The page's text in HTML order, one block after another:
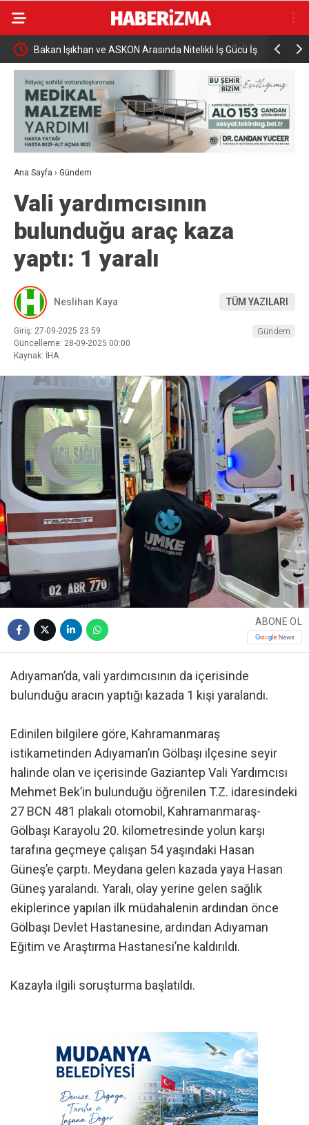
İş Yeni Parti’nin İnegöl’de Kurucu Başkanı Erkan
Dönmez Oldu.
Elektrikli
yaralandı
Ana Sayfa › Gündem
Vali yardımcısının
bulunduğu araç kaza
yaptı: 1 yaralı
Neslihan Kaya TÜM YAZILARI
Giriş: 27-09-2025 23:59
Güncelleme: 28-09-2025 00:00
Kaynak: İHA
Gündem
ABONE OL
Adıyaman’da, vali yardımcısının da içerisinde
bulunduğu aracın yaptığı kazada 1 kişi yaralandı.
Edinilen bilgilere göre, Kahramanmaraş
istikametinden Adıyaman’ın Gölbaşı ilçesine seyir
halinde olan ve içerisinde Gaziantep Vali Yardımcısı
Mehmet Bek’in bulunduğu öğrenilen T.Z. idaresindeki
27 BCN 481 plakalı otomobil, Kahramanmaraş-
Gölbaşı Karayolu 20. kilometresinde yolun karşı
tarafına geçmeye çalışan 54 yaşındaki Hasan
Güneş’e çarptı. Meydana gelen kazada yaya Hasan
Güneş yaralandı. Yaralı, olay yerine gelen sağlık
ekiplerince yapılan ilk müdahalenin ardından önce
Gölbaşı Devlet Hastanesine, ardından Adıyaman
Eğitim ve Araştırma Hastanesi’ne kaldırıldı.
Kazayla ilgili soruşturma başlatıldı.